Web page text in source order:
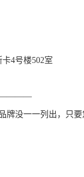
4号楼502室
牌没一一列出，只